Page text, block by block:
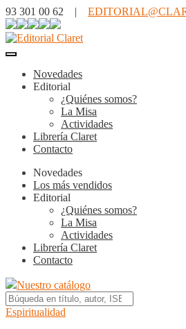
93 301 00 62 |
Novedades
Editorial
¿Quiénes somos?
La Misa
Actividades
Librería Claret
Contacto
Novedades
Los más vendidos
Editorial
¿Quiénes somos?
La Misa
Actividades
Librería Claret
Contacto
Nuestro catálogo
Espiritualidad